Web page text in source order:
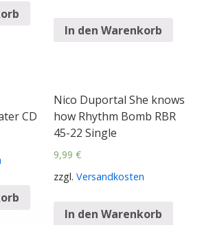
In den Warenkorb
CD
Nico Duportal She knows
how Rhythm Bomb RBR
45-22 Single
9,99 €
zzgl. Versandkosten
In den Warenkorb